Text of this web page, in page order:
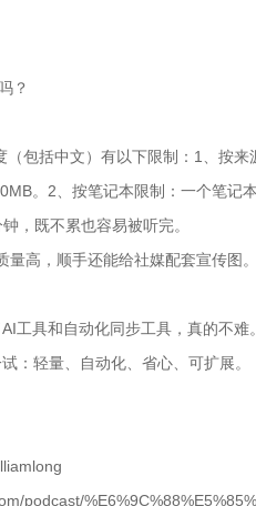
？
包括中文）有以下限制：1、按
。2、按笔记本限制：一个笔记
，既不累也容易被听完。
高，顺手还能给社媒配套宣传图。
工具和自动化同步工具，真的不
：轻量、自动化、省心、可扩展。
podcast/